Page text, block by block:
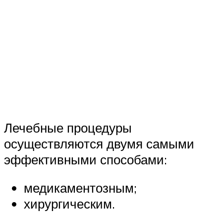
Лечебные процедуры
осуществляются двумя самыми
эффективными способами:
медикаментозным;
хирургическим.